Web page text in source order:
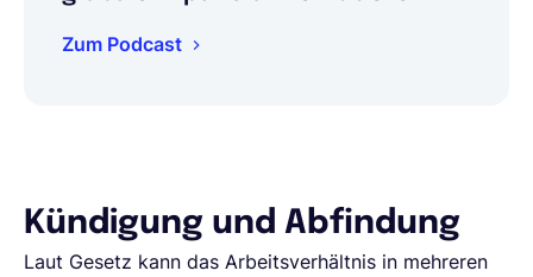
Zum Podcast
Kündigung und Abfindung
Laut Gesetz kann das Arbeitsverhältnis in mehreren